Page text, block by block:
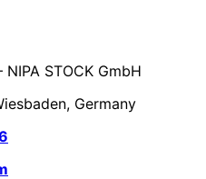
STOCK GmbH
Germany